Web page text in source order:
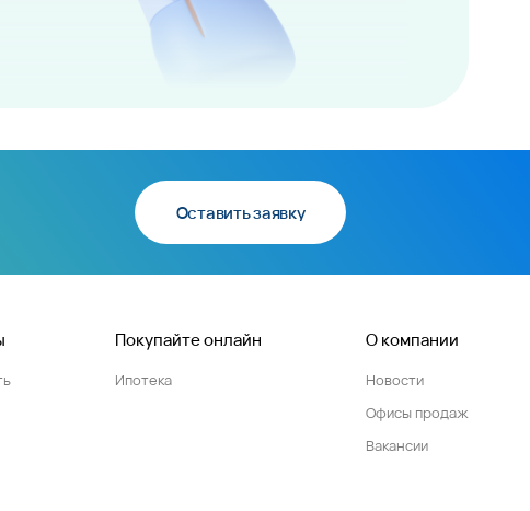
Оставить заявку
Покупайте онлайн
Ипотека
О компании
Новости
Офисы продаж
Вакансии